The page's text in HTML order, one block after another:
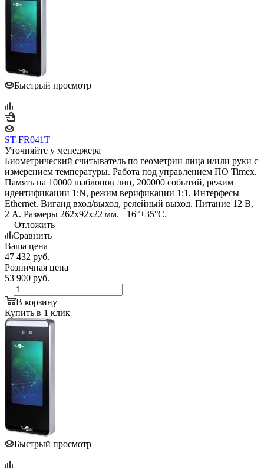
Быстрый просмотр
ST-FR041T
Уточняйте у менеджера
Биометрический считыватель по геометрии лица и/или руки с
измерением температуры. Работа под управлением ПО Timex.
Память на 10000 шаблонов лиц, 200000 событий, режим
идентификации 1:N, режим верификации 1:1. Интерфесы
Ethernet. Виганд вход/выход, релейный выход. Питание 12 В,
2 А. Размеры 262х92х22 мм. +16°+35°С.
Отложить
Сравнить
Ваша цена
47 432 руб.
Розничная цена
53 900 руб.
В корзину
Купить в 1 клик
Быстрый просмотр